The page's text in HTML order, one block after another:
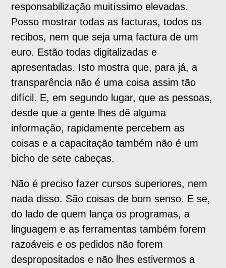
responsabilização muitíssimo elevadas.
Posso mostrar todas as facturas, todos os
recibos, nem que seja uma factura de um
euro. Estão todas digitalizadas e
apresentadas. Isto mostra que, para já, a
transparência não é uma coisa assim tão
difícil. E, em segundo lugar, que as pessoas,
desde que a gente lhes dê alguma
informação, rapidamente percebem as
coisas e a capacitação também não é um
bicho de sete cabeças.
Não é preciso fazer cursos superiores, nem
nada disso. São coisas de bom senso. E se,
do lado de quem lança os programas, a
linguagem e as ferramentas também forem
razoáveis e os pedidos não forem
despropositados e não lhes estivermos a